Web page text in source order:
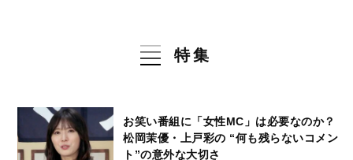
特集
お笑い番組に「女性MC」は必要なのか？
松岡茉優・上戸彩の “何も残らないコメン
ト”の意外な大切さ